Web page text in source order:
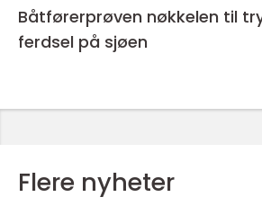
Båtførerprøven nøkkelen til trygg og lovlig
ferdsel på sjøen
Flere nyheter